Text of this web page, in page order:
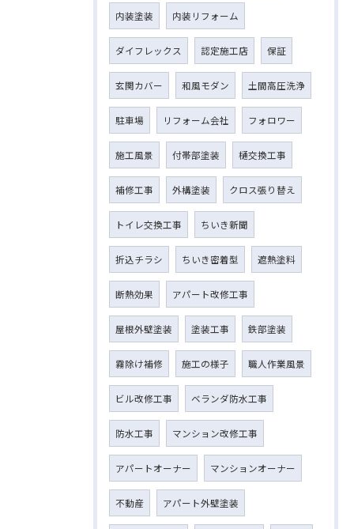
内装塗装 内装リフォーム
ダイフレックス 認定施工店 保証
玄関カバー 和風モダン 土間高圧洗浄
駐車場 リフォーム会社 フォロワー
施工風景 付帯部塗装 樋交換工事
補修工事 外構塗装 クロス張り替え
トイレ交換工事 ちいき新聞
折込チラシ ちいき密着型 遮熱塗料
断熱効果 アパート改修工事
屋根外壁塗装 塗装工事 鉄部塗装
霧除け補修 施工の様子 職人作業風景
ビル改修工事 ベランダ防水工事
防水工事 マンション改修工事
アパートオーナー マンションオーナー
不動産 アパート外壁塗装